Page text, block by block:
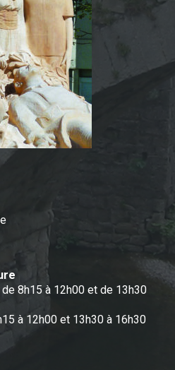
8h15 à 12h00 et de 13h30
à 12h00 et 13h30 à 16h30